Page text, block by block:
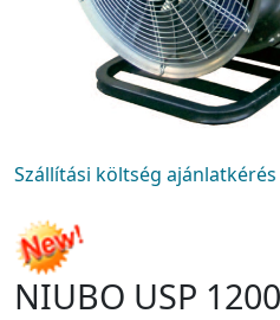
Szállítási költség
NIUBO USP 1200